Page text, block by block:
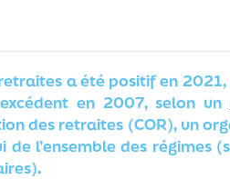
a été positif en
en 2007, selon un
des retraites (COR), un
de l’ensemble des régimes